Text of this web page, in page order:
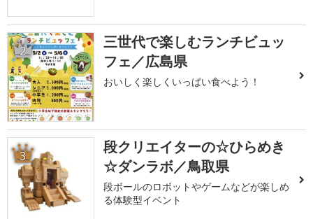
2
三世代で楽しむランチビュッ
フェ／広島県
おいしく楽しくいっぱい食べよう！
3
段クリエイターの☆ひらめき
☆ダンラボ／鳥取県
段ボールのロボットやゲームなどが楽しめ
る体験型イベント